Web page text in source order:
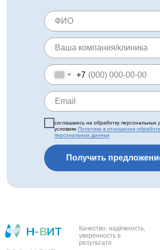
+7
соглашаюсь на обработку персональных
условиях Политики в отношении
персональных данных
Получить
Качество, надёжность,
уверенность в
результате